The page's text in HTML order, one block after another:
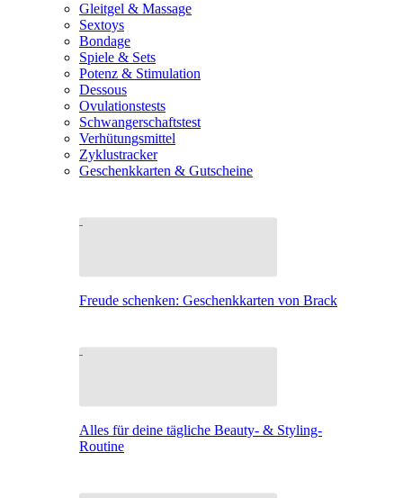
Gleitgel & Massage
Sextoys
Bondage
Spiele & Sets
Potenz & Stimulation
Dessous
Ovulationstests
Schwangerschaftstest
Verhütungsmittel
Zyklustracker
Geschenkkarten & Gutscheine
Freude schenken: Geschenkkarten von Brack
Alles für deine tägliche Beauty- & Styling-
Routine